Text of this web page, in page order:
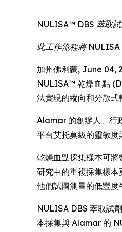
NULISA™ DBS 萃取
此工作流程將
加州佛利蒙, June 04,
NULISA™ 乾燥血點
法實現的縱向和分散式
Alamar 的創辦人、行
平台艾托莫級的靈敏
乾燥血點採集樣本可
研究中的重複採集樣
他們試圖測量的低豐度
NULISA DBS 萃取試
本採集與 Alamar 的